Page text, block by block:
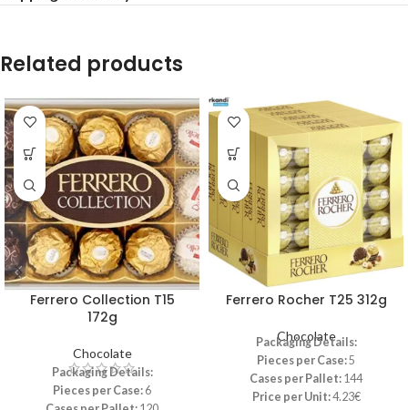
Related products
Ferrero Collection T15
172g
Chocolate
Packaging Details:
Pieces per Case: 6
Ferrero Rocher T25 312g
Chocolate
Packaging Details:
Pieces per Case:5
Cases per Pallet: 144
Price per Unit:4.23€